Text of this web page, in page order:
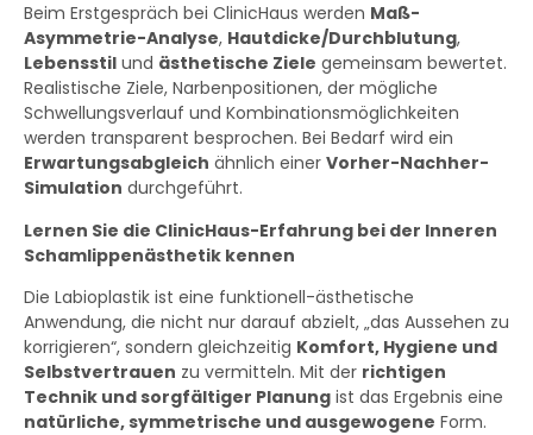
Beim Erstgespräch bei ClinicHaus werden Maß-
Asymmetrie-Analyse, Hautdicke/Durchblutung,
Lebensstil und ästhetische Ziele gemeinsam bewertet.
Realistische Ziele, Narbenpositionen, der mögliche
Schwellungsverlauf und Kombinationsmöglichkeiten
werden transparent besprochen. Bei Bedarf wird ein
Erwartungsabgleich ähnlich einer Vorher-Nachher-
Simulation durchgeführt.
Lernen Sie die ClinicHaus-Erfahrung bei der Inneren
Schamlippenästhetik kennen
Die Labioplastik ist eine funktionell-ästhetische
Anwendung, die nicht nur darauf abzielt, „das Aussehen zu
korrigieren“, sondern gleichzeitig Komfort, Hygiene und
Selbstvertrauen zu vermitteln. Mit der richtigen
Technik und sorgfältiger Planung ist das Ergebnis eine
natürliche, symmetrische und ausgewogene Form.